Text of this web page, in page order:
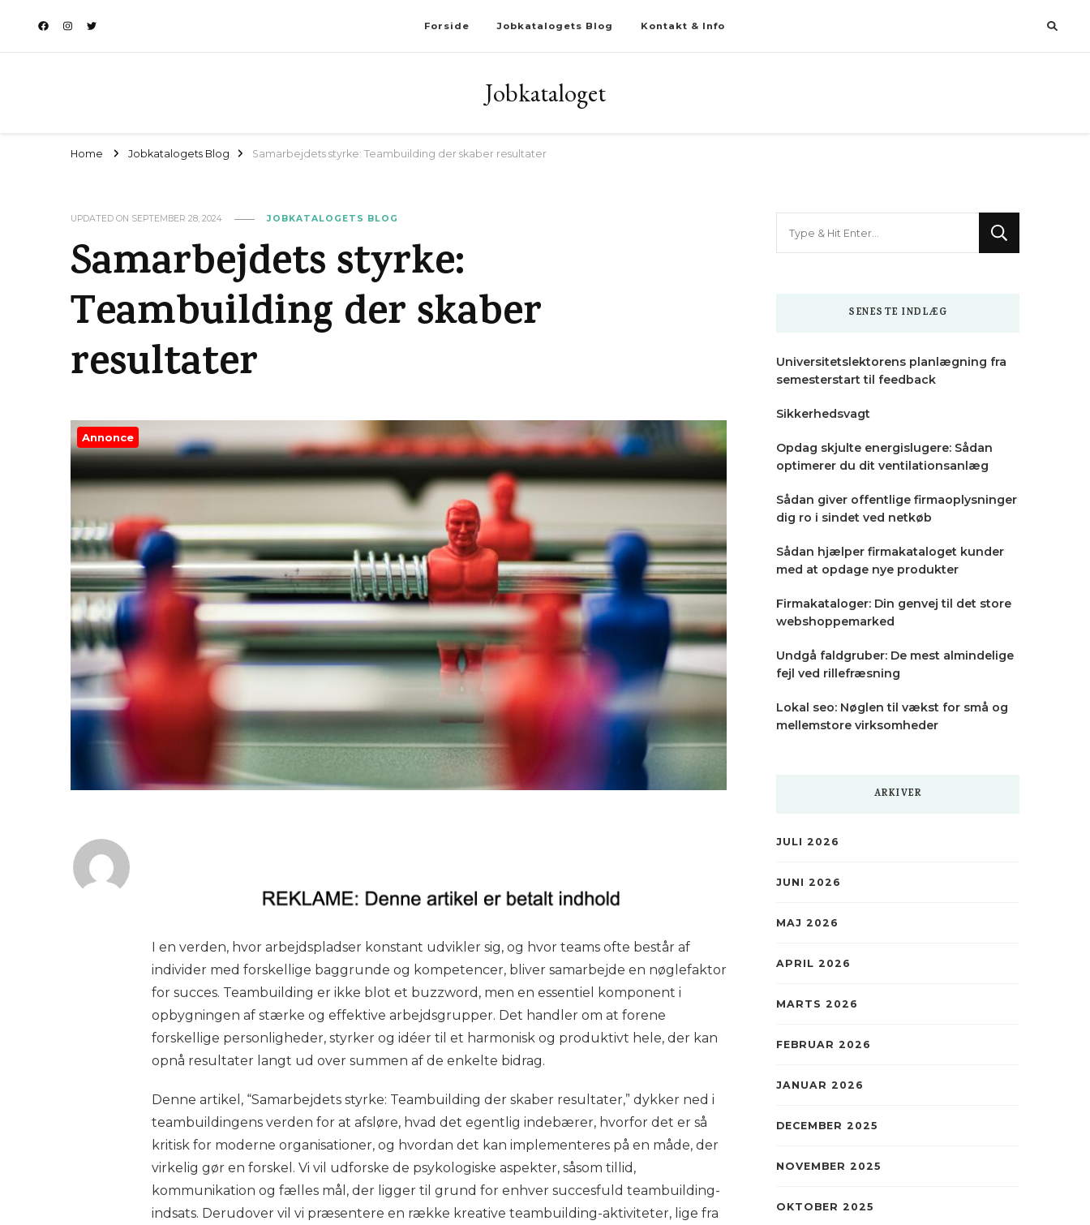
Forside Jobkatalogets Blog Kontakt & Info
Jobkataloget
Home Jobkatalogets Blog Samarbejdets styrke: Teambuilding der skaber resultater
UPDATED ON SEPTEMBER 28, 2024 JOBKATALOGETS BLOG
Samarbejdets styrke:
Teambuilding der skaber
resultater
Annonce
I en verden, hvor arbejdspladser konstant udvikler sig, og hvor teams ofte består af
individer med forskellige baggrunde og kompetencer, bliver samarbejde en nøglefaktor
for succes. Teambuilding er ikke blot et buzzword, men en essentiel komponent i
opbygningen af stærke og effektive arbejdsgrupper. Det handler om at forene
forskellige personligheder, styrker og idéer til et harmonisk og produktivt hele, der kan
opnå resultater langt ud over summen af de enkelte bidrag.
Denne artikel, “Samarbejdets styrke: Teambuilding der skaber resultater,” dykker ned i
teambuildingens verden for at afsløre, hvad det egentlig indebærer, hvorfor det er så
kritisk for moderne organisationer, og hvordan det kan implementeres på en måde, der
virkelig gør en forskel. Vi vil udforske de psykologiske aspekter, såsom tillid,
kommunikation og fælles mål, der ligger til grund for enhver succesfuld teambuilding-
indsats. Derudover vil vi præsentere en række kreative teambuilding-aktiviteter, lige fra
SENESTE INDLÆG
Universitetslektorens planlægning fra
semesterstart til feedback
Sikkerhedsvagt
Opdag skjulte energislugere: Sådan
optimerer du dit ventilationsanlæg
Sådan giver offentlige firmaoplysninger
dig ro i sindet ved netkøb
Sådan hjælper firmakataloget kunder
med at opdage nye produkter
Firmakataloger: Din genvej til det store
webshoppemarked
Undgå faldgruber: De mest almindelige
fejl ved rillefræsning
Lokal seo: Nøglen til vækst for små og
mellemstore virksomheder
ARKIVER
JULI 2026
JUNI 2026
MAJ 2026
APRIL 2026
MARTS 2026
FEBRUAR 2026
JANUAR 2026
DECEMBER 2025
NOVEMBER 2025
OKTOBER 2025